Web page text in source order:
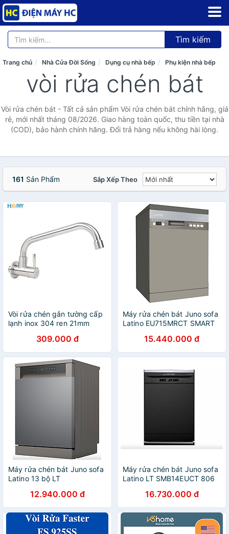
Tìm kiếm
Trang chủ Nhà Cửa Đời Sống Dụng cụ nhà bếp Phụ kiện nhà bếp
vòi rửa chén bát
Vòi rửa chén bát - Tất cả sản phẩm Vòi rửa chén bát chính hãng, giá
rẻ, mới nhất tháng 08/2026. Giao hàng toàn quốc, thu tiền tại nhà
(COD), bảo hành chính hãng. Đổi trả hàng nếu không hài lòng.
161 Sản Phẩm Sắp Xếp Theo
Vòi rửa chén gắn tường cấp
lạnh inox 304 ren 21mm
309.000 đ
Máy rửa chén bát Juno sofa
Latino EU715MRCT SMART
15.440.000 đ
Máy rửa chén bát Juno sofa
Latino 13 bộ LT
845 mm12.940.000 đ
Máy rửa chén bát Juno sofa
Latino LT SMB14EUCT 806
16.730.000 đ